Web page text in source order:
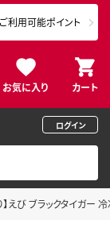
お気に入り カート
ご利用可能ポイント
ログイン
】えび ブラックタイガー